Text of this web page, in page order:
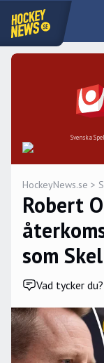
Svenska
HockeyNews.se >
Robert
som
Vad tycker